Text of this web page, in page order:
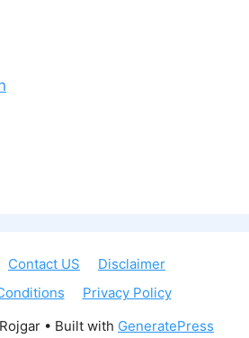
Contact US
Disclaimer
Privacy Policy
• Built with GeneratePress